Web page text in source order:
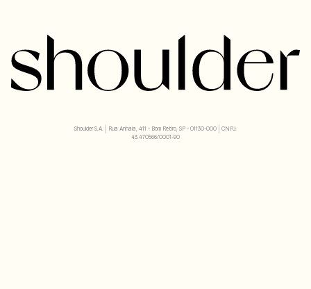
Shoulder S.A. | Rua Anhaia, 411 - Bom Retiro, SP - 01130-000 | CNPJ:
43.470566/0001-90